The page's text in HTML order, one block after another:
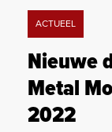
ACTUEEL
Nieuwe
Metal
2022